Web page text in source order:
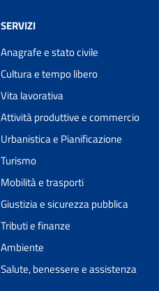
SERVIZI
Anagrafe e stato civile
Cultura e tempo libero
Vita lavorativa
Attività produttive e commercio
Urbanistica e Pianificazione
Turismo
Mobilità e trasporti
Giustizia e sicurezza pubblica
Tributi e finanze
Ambiente
Salute, benessere e assistenza